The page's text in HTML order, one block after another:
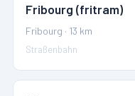
Fribourg (fritram)
Fribourg · 13 km
Straßenbahn